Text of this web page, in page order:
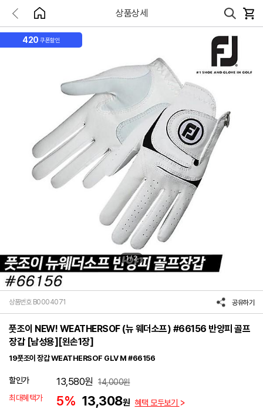
상품상세
420 쿠폰할인
1/2
상품번호 B0004071 공유하기
풋조이 NEW! WEATHERSOF (뉴 웨더소프) #66156 반양피 골프
장갑 [남성용][왼손1장]
19풋조이 장갑 WEATHERSOF GLV M #66156
할인가 13,580원 14,000원
최대혜택가
5% 13,308원 혜택 모두보기